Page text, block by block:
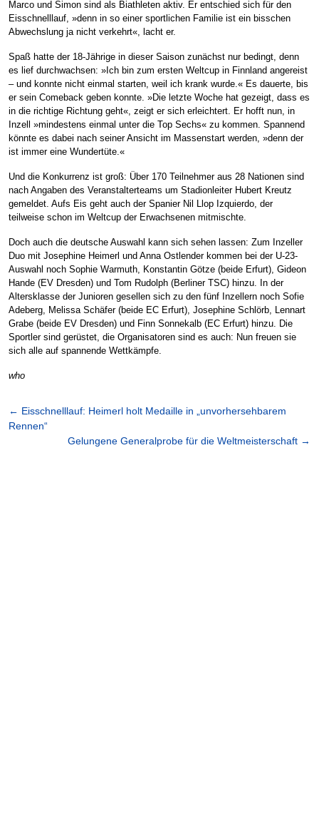
Marco und Simon sind als Biathleten aktiv. Er entschied sich für den
Eisschnelllauf, »denn in so einer sportlichen Familie ist ein bisschen
Abwechslung ja nicht verkehrt«, lacht er.
Spaß hatte der 18-Jährige in dieser Saison zunächst nur bedingt, denn
es lief durchwachsen: »Ich bin zum ersten Weltcup in Finnland angereist
– und konnte nicht einmal starten, weil ich krank wurde.« Es dauerte, bis
er sein Comeback geben konnte. »Die letzte Woche hat gezeigt, dass es
in die richtige Richtung geht«, zeigt er sich erleichtert. Er hofft nun, in
Inzell »mindestens einmal unter die Top Sechs« zu kommen. Spannend
könnte es dabei nach seiner Ansicht im Massenstart werden, »denn der
ist immer eine Wundertüte.«
Und die Konkurrenz ist groß: Über 170 Teilnehmer aus 28 Nationen sind
nach Angaben des Veranstalterteams um Stadionleiter Hubert Kreutz
gemeldet. Aufs Eis geht auch der Spanier Nil Llop Izquierdo, der
teilweise schon im Weltcup der Erwachsenen mitmischte.
Doch auch die deutsche Auswahl kann sich sehen lassen: Zum Inzeller
Duo mit Josephine Heimerl und Anna Ostlender kommen bei der U-23-
Auswahl noch Sophie Warmuth, Konstantin Götze (beide Erfurt), Gideon
Hande (EV Dresden) und Tom Rudolph (Berliner TSC) hinzu. In der
Altersklasse der Junioren gesellen sich zu den fünf Inzellern noch Sofie
Adeberg, Melissa Schäfer (beide EC Erfurt), Josephine Schlörb, Lennart
Grabe (beide EV Dresden) und Finn Sonnekalb (EC Erfurt) hinzu. Die
Sportler sind gerüstet, die Organisatoren sind es auch: Nun freuen sie
sich alle auf spannende Wettkämpfe.
who
← Eisschnelllauf: Heimerl holt Medaille in „unvorhersehbarem
Rennen“
Gelungene Generalprobe für die Weltmeisterschaft →